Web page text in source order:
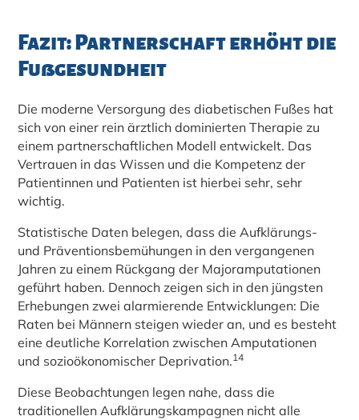
Fazit: Partnerschaft erhöht die
Fußgesundheit
Die moderne Versorgung des diabetischen Fußes hat
sich von einer rein ärztlich dominierten Therapie zu
einem partnerschaftlichen Modell entwickelt. Das
Vertrauen in das Wissen und die Kompetenz der
Patientinnen und Patienten ist hierbei sehr, sehr
wichtig.
Statistische Daten belegen, dass die Aufklärungs-
und Präventionsbemühungen in den vergangenen
Jahren zu einem Rückgang der Majoramputationen
geführt haben. Dennoch zeigen sich in den jüngsten
Erhebungen zwei alarmierende Entwicklungen: Die
Raten bei Männern steigen wieder an, und es besteht
eine deutliche Korrelation zwischen Amputationen
und sozioökonomischer Deprivation.14
Diese Beobachtungen legen nahe, dass die
traditionellen Aufklärungskampagnen nicht alle